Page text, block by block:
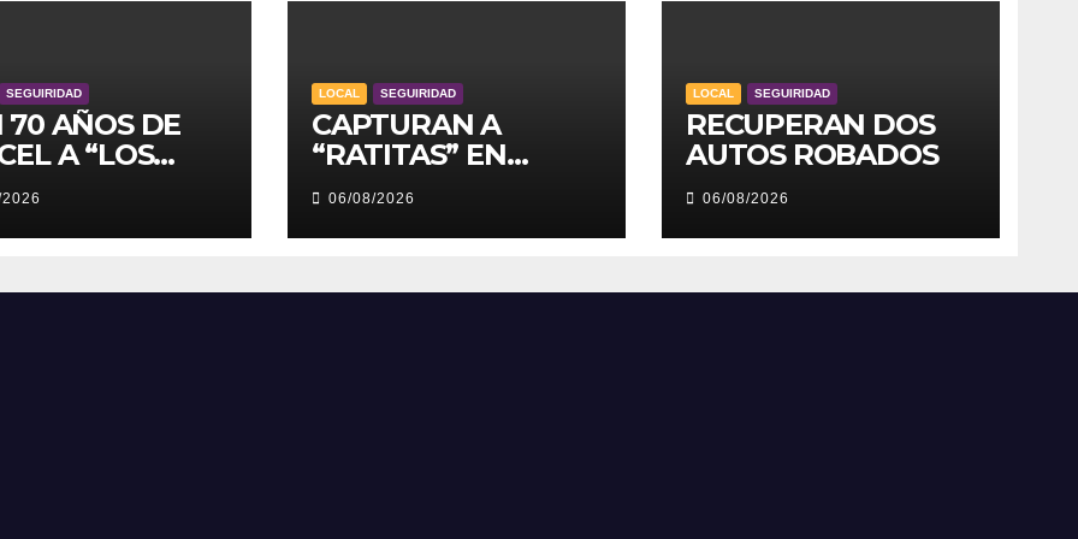
SEGUIRIDAD
70 AÑOS DE
A “LOS
LOCAL SEGUIRIDAD
CAPTURAN A
“RATITAS” EN
TOLUCA
06/08/2026
LOCAL SEGUIRIDAD
RECUPERAN DOS
AUTOS ROBADOS
06/08/2026